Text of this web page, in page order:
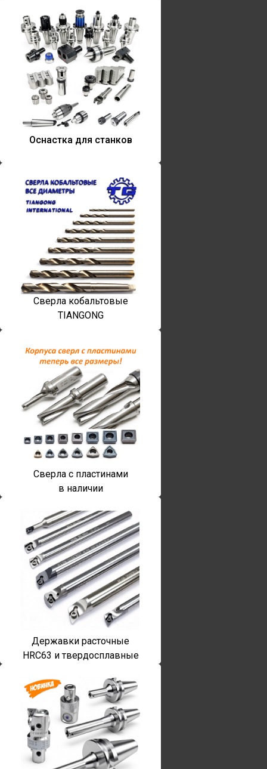
Оснастка для станков
Сверла кобальтовые
TIANGONG
Сверла с пластинами
в наличии
Державки расточные
HRC63 и твердосплавные